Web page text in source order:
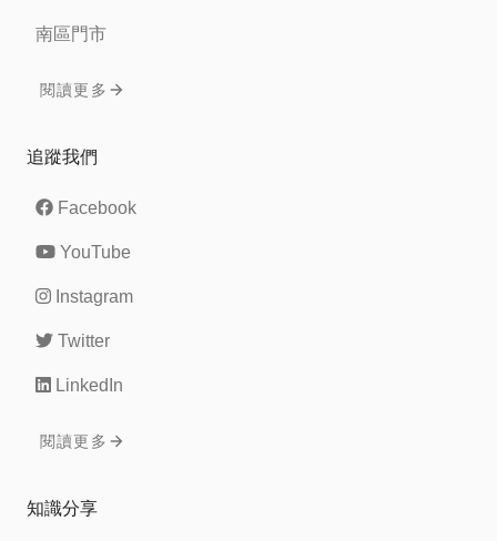
南區門市
閱讀更多
追蹤我們
Facebook
YouTube
Instagram
Twitter
LinkedIn
閱讀更多
知識分享